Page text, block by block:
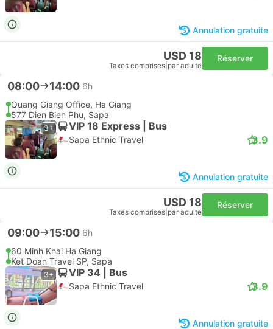
Annulation gratuite
USD 18
Taxes comprises par adulte
Réserver
08:00 14:00 6h
Quang Giang Office, Ha Giang
577 Dien Bien Phu, Sapa
3+ VIP 18 Express | Bus
Sapa Ethnic Travel 3.9
Annulation gratuite
USD 18
Taxes comprises par adulte
Réserver
09:00 15:00 6h
60 Minh Khai Ha Giang
Ket Doan Travel SP, Sapa
3+ VIP 34 | Bus
Sapa Ethnic Travel 3.9
Annulation gratuite